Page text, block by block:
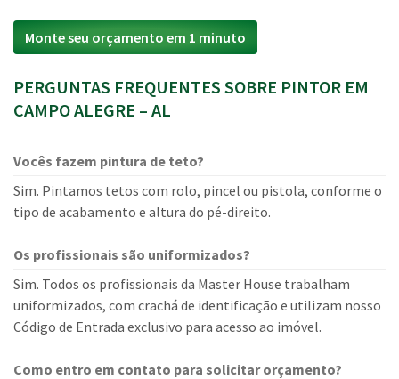
Monte seu orçamento em 1 minuto
PERGUNTAS FREQUENTES SOBRE PINTOR EM
CAMPO ALEGRE – AL
Vocês fazem pintura de teto?
Sim. Pintamos tetos com rolo, pincel ou pistola, conforme o
tipo de acabamento e altura do pé-direito.
Os profissionais são uniformizados?
Sim. Todos os profissionais da Master House trabalham
uniformizados, com crachá de identificação e utilizam nosso
Código de Entrada exclusivo para acesso ao imóvel.
Como entro em contato para solicitar orçamento?